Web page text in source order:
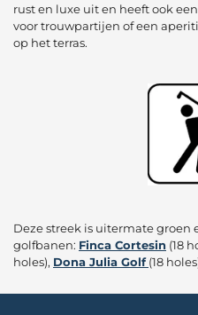
rust en luxe uit en heeft ook
voor trouwpartijen of een
op het terras.
Deze streek is uitermate groen
golfbanen: Finca Cortesin (18
holes), Dona Julia Golf (18